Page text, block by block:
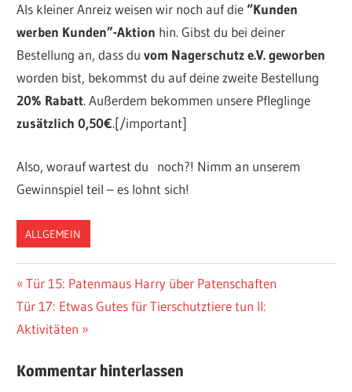
Als kleiner Anreiz weisen wir noch auf die“Kunden
werben Kunden”-Aktion hin. Gibst du bei deiner
Bestellung an, dass duvom Nagerschutz e.V. geworben
worden bist, bekommst du auf deine zweite Bestellung
20% Rabatt. Außerdem bekommen unsere Pfleglinge
zusätzlich 0,50€.[/important]
Also, worauf wartest du noch?! Nimm an unserem
Gewinnspiel teil – es lohnt sich!
ALLGEMEIN
Post
navigation
Vorheriger
Beitrag:
Tür 15: Patenmaus Harry über Patenschaften
Nächster
Beitrag:
Tür 17: Etwas Gutes für Tierschutztiere tun II:
Aktivitäten
Kommentar hinterlassen